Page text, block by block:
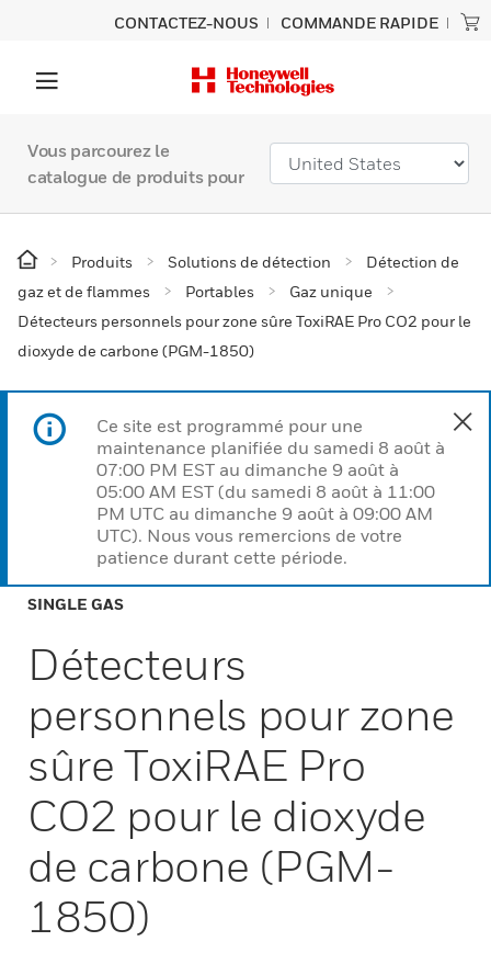
CONTACTEZ-NOUS COMMANDE RAPIDE
Vous parcourez le
catalogue de produits pour
Produits Solutions de détection
Détection de
gaz et de flammes
Portables
Gaz unique
Détecteurs personnels pour zone sûre ToxiRAE Pro CO2 pour le
dioxyde de carbone (PGM-1850)
Ce site est programmé pour une
maintenance planifiée du samedi 8 août à
07:00 PM EST au dimanche 9 août à
05:00 AM EST (du samedi 8 août à 11:00
PM UTC au dimanche 9 août à 09:00 AM
UTC). Nous vous remercions de votre
patience durant cette période.
SINGLE GAS
Détecteurs
personnels pour zone
sûre ToxiRAE Pro
CO2 pour le dioxyde
de carbone (PGM-
1850)